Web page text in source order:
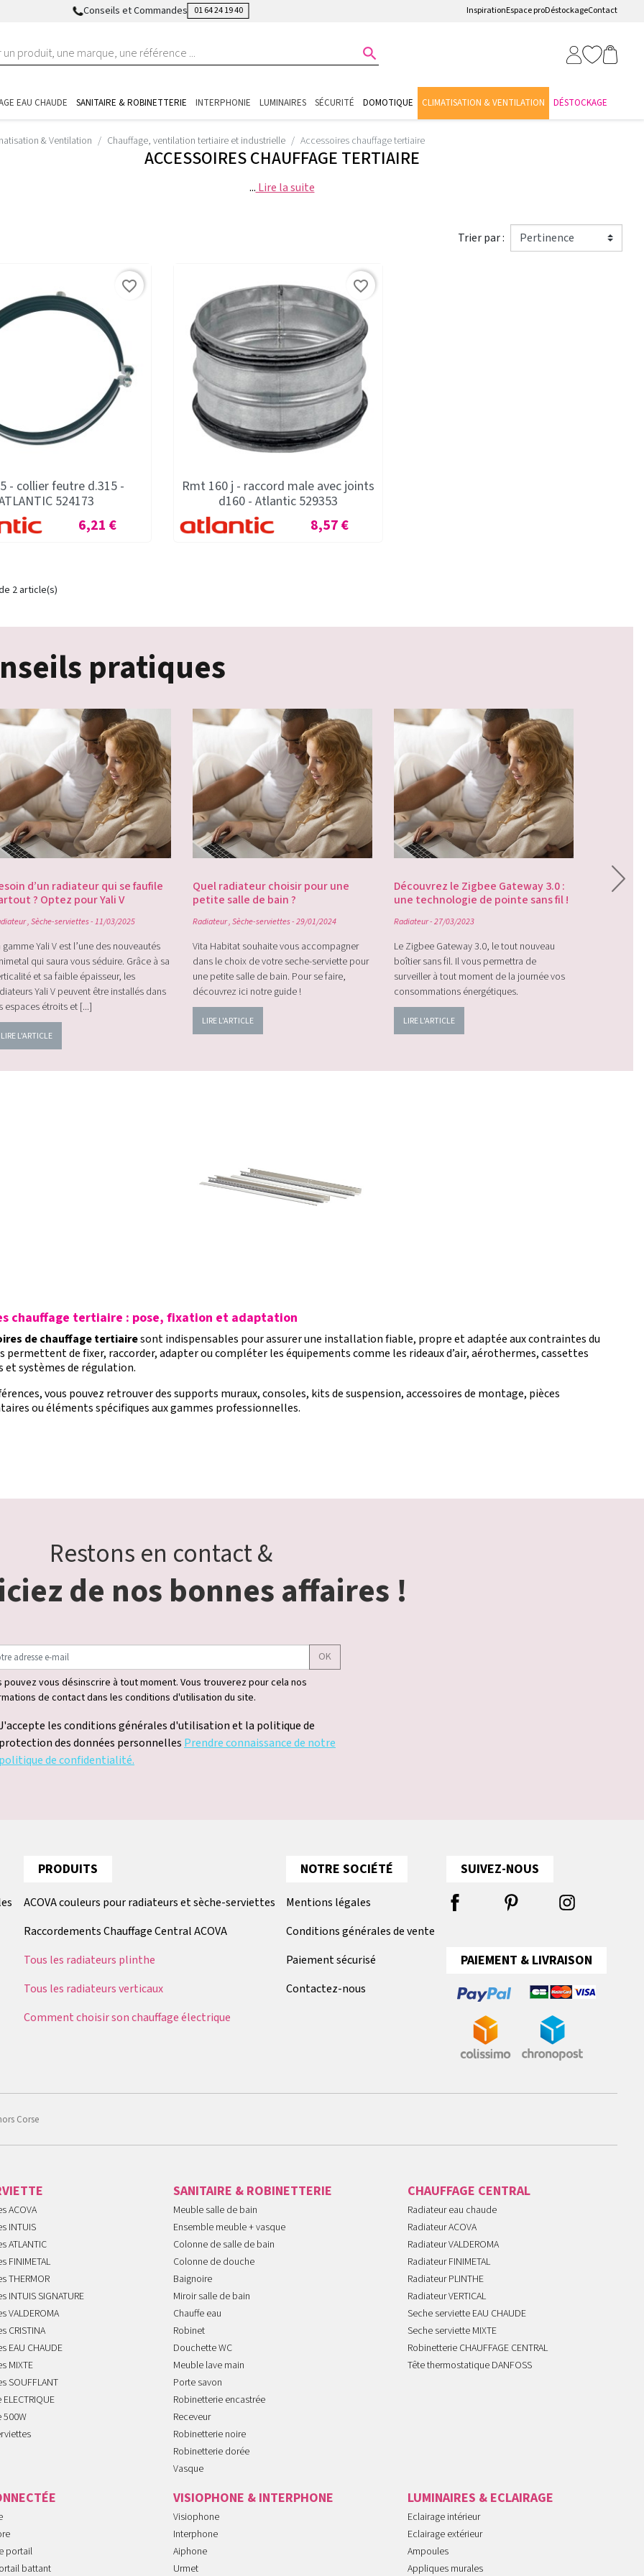
Conseils et Commandes 01 64 24 19 40 InspirationEspace proDéstockageContact

EAU CHAUDE SANITAIRE & ROBINETTERIE INTERPHONIE LUMINAIRES SÉCURITÉ DOMOTIQUE CLIMATISATION & VENTILATION DÉSTOCKAGE
& Ventilation Chauffage, ventilation tertiaire et industrielle Accessoires chauffage tertiaire
ACCESSOIRES CHAUFFAGE TERTIAIRE
... Lire la suite
Trier par :
- collier feutre d.315 -
524173
Prix
6,21 €
favorite_border
Rmt 160 j - raccord male avec joints
d160 - Atlantic 529353
Prix
8,57 €
favorite_border
2 article(s)
pratiques
d’un radiateur qui se faufile
? Optez pour Yali V
,Sèche-serviettes- 11/03/2025
gamme Yali V est l’une des nouveautés
qui saura vous séduire. Grâce à sa
et sa faible épaisseur, les
Yali V peuvent être installés dans
espaces étroits et [...]
LIRE L'ARTICLE
Quel radiateur choisir pour une
petite salle de bain ?
Radiateur,Sèche-serviettes- 29/01/2024
Vita Habitat souhaite vous accompagner
dans le choix de votre seche-serviette pour
une petite salle de bain. Pour se faire,
découvrez ici notre guide !
LIRE L'ARTICLE
Découvrez le Zigbee Gateway 3.0 :
une technologie de pointe sans fil !
Radiateur- 27/03/2023
Le Zigbee Gateway 3.0, le tout nouveau
boîtier sans fil. Il vous permettra de
surveiller à tout moment de la journée vos
consommations énergétiques.
LIRE L'ARTICLE
Radiateur
chauffage tertiaire : pose, fixation et adaptation
de chauffage tertiairesont indispensables pour assurer une installation fiable, propre et adaptée aux contraintes du
permettent de fixer, raccorder, adapter ou compléter les équipements comme les rideaux d’air, aérothermes, cassettes
et systèmes de régulation.
vous pouvez retrouver des supports muraux, consoles, kits de suspension, accessoires de montage, pièces
ou éléments spécifiques aux gammes professionnelles.
Restons en contact &
de nos bonnes affaires !
OK
pouvez vous désinscrire à tout moment. Vous trouverez pour cela nos
de contact dans les conditions d'utilisation du site.
les conditions générales d'utilisation et la politique de
protection des données personnelles Prendre connaissance de notre
politique de confidentialité.
PRODUITS
ACOVA couleurs pour radiateurs et sèche-serviettes
Raccordements Chauffage Central ACOVA
Tous les radiateurs plinthe
Tous les radiateurs verticaux
Comment choisir son chauffage électrique
NOTRE SOCIÉTÉ
Mentions légales
Conditions générales de vente
Paiement sécurisé
Contactez-nous
SUIVEZ-NOUS
PAIEMENT & LIVRAISON
Corse
ACOVA
INTUIS
ATLANTIC
FINIMETAL
THERMOR
INTUIS SIGNATURE
VALDEROMA
CRISTINA
EAU CHAUDE
MIXTE
SOUFFLANT
500W
SANITAIRE & ROBINETTERIE
Meuble salle de bain
Ensemble meuble + vasque
Colonne de salle de bain
Colonne de douche
Baignoire
Miroir salle de bain
Chauffe eau
Robinet
Douchette WC
Meuble lave main
Porte savon
Robinetterie encastrée
Receveur
Robinetterie noire
Robinetterie dorée
Vasque
CHAUFFAGE CENTRAL
Radiateur eau chaude
Radiateur ACOVA
Radiateur VALDEROMA
Radiateur FINIMETAL
Radiateur PLINTHE
Radiateur VERTICAL
Seche serviette EAU CHAUDE
Seche serviette MIXTE
Robinetterie CHAUFFAGE CENTRAL
Tête thermostatique DANFOSS
portail
battant
VISIOPHONE & INTERPHONE
Visiophone
Interphone
Aiphone
Urmet
LUMINAIRES & ECLAIRAGE
Eclairage intérieur
Eclairage extérieur
Ampoules
Appliques murales